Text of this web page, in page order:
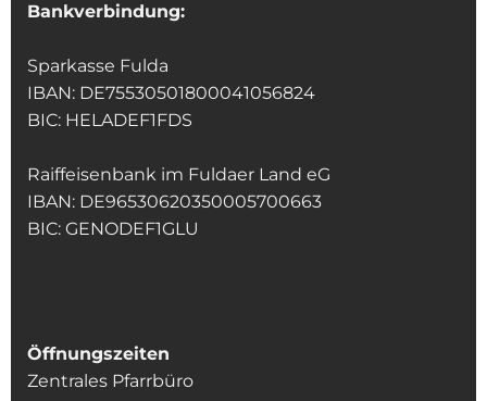
Bankverbindung:
Sparkasse Fulda
IBAN: DE75530501800041056824
BIC: HELADEF1FDS
Raiffeisenbank im Fuldaer Land eG
IBAN: DE96530620350005700663
BIC: GENODEF1GLU
Öffnungszeiten
Zentrales Pfarrbüro